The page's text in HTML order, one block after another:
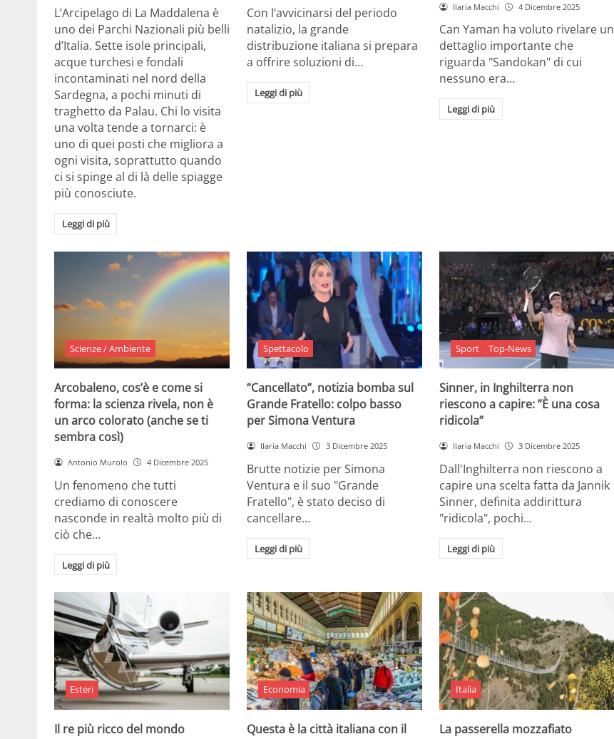
L’Arcipelago di La Maddalena è
uno dei Parchi Nazionali più belli
d’Italia. Sette isole principali,
acque turchesi e fondali
incontaminati nel nord della
Sardegna, a pochi minuti di
traghetto da Palau. Chi lo visita
una volta tende a tornarci: è
uno di quei posti che migliora a
ogni visita, soprattutto quando
ci si spinge al di là delle spiagge
più conosciute.
Leggi di più
Con l’avvicinarsi del periodo
natalizio, la grande
distribuzione italiana si prepara
a offrire soluzioni di…
Leggi di più
Ilaria Macchi 4 Dicembre 2025
Can Yaman ha voluto rivelare un
dettaglio importante che
riguarda "Sandokan" di cui
nessuno era…
Leggi di più
Scienze / Ambiente
Arcobaleno, cos’è e come si
forma: la scienza rivela, non è
un arco colorato (anche se ti
sembra così)
Antonio Murolo 4 Dicembre 2025
Un fenomeno che tutti
crediamo di conoscere
nasconde in realtà molto più di
ciò che…
Leggi di più
Spettacolo
“Cancellato”, notizia bomba sul
Grande Fratello: colpo basso
per Simona Ventura
Ilaria Macchi 3 Dicembre 2025
Brutte notizie per Simona
Ventura e il suo "Grande
Fratello", è stato deciso di
cancellare…
Leggi di più
Sport Top-News
Sinner, in Inghilterra non
riescono a capire: ”È una cosa
ridicola”
Ilaria Macchi 3 Dicembre 2025
Dall'Inghilterra non riescono a
capire una scelta fatta da Jannik
Sinner, definita addirittura
"ridicola", pochi…
Leggi di più
Esteri
Il re più ricco del mondo
Economia
Questa è la città italiana con il
Italia
La passerella mozzafiato